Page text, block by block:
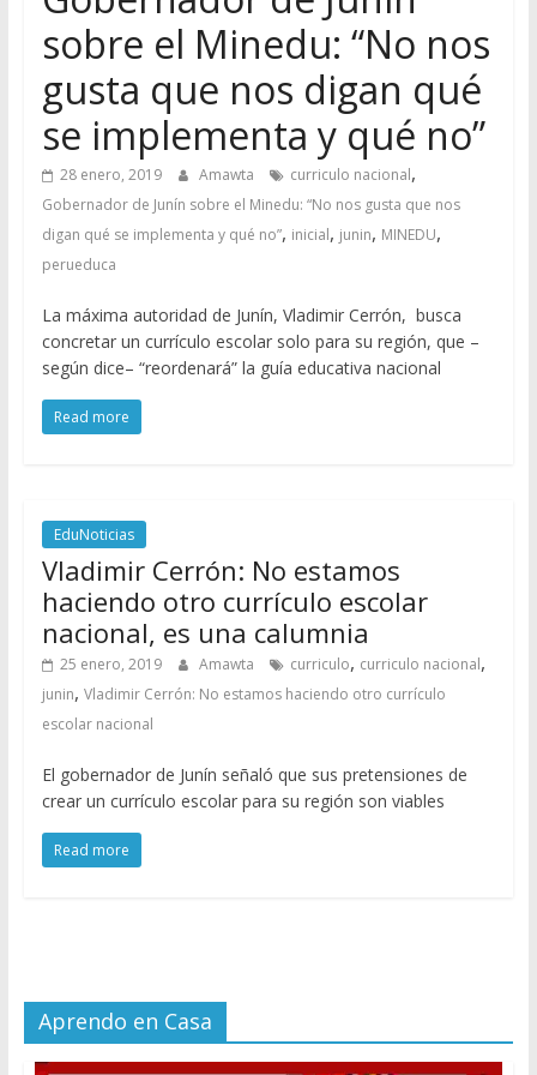
sobre el Minedu: “No nos
gusta que nos digan qué
se implementa y qué no”
28 enero, 2019 Amawta curriculo nacional,
Gobernador de Junín sobre el Minedu: “No nos gusta que nos
digan qué se implementa y qué no”, inicial, junin, MINEDU,
perueduca
La máxima autoridad de Junín, Vladimir Cerrón, busca
concretar un currículo escolar solo para su región, que –
según dice– “reordenará” la guía educativa nacional
Read more
EduNoticias
Vladimir Cerrón: No estamos
haciendo otro currículo escolar
nacional, es una calumnia
25 enero, 2019 Amawta curriculo, curriculo nacional,
junin, Vladimir Cerrón: No estamos haciendo otro currículo
escolar nacional
El gobernador de Junín señaló que sus pretensiones de
crear un currículo escolar para su región son viables
Read more
Aprendo en Casa